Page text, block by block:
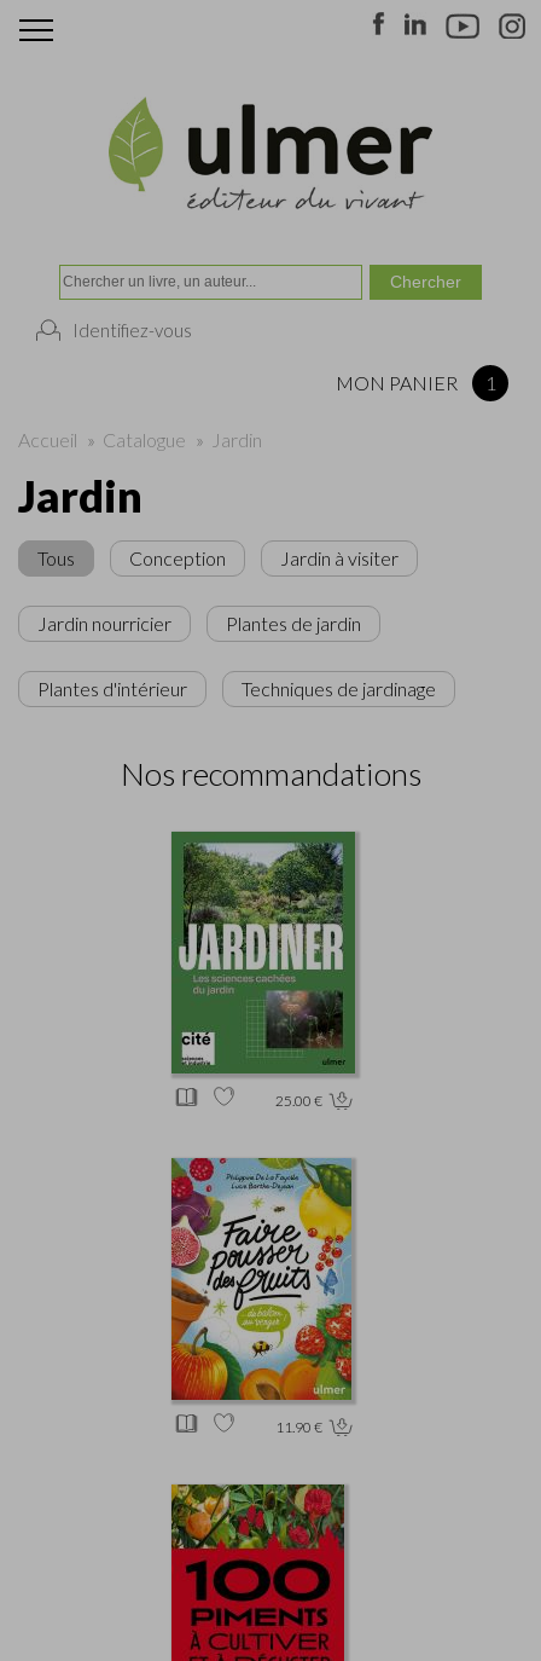
Identifiez-vous
MON PANIER 1
Accueil » Catalogue » Jardin
Jardin
Tous Conception Jardin à visiter
Jardin nourricier Plantes de jardin
Plantes d'intérieur Techniques de jardinage
Nos recommandations
25.00 €
11.90 €